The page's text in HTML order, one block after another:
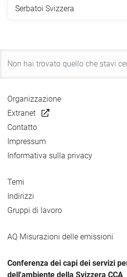
Serbatoi Svizzera
Organizzazione
Extranet
Contatto
Impressum
Informativa sulla privacy
Temi
Indirizzi
Gruppi di lavoro
AQ Misurazioni delle emissioni
Conferenza dei capi dei servizi
dell'ambiente della Svizzera CCA